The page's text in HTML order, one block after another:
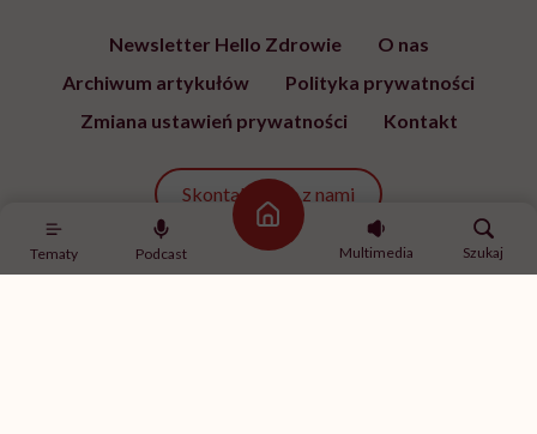
Tematy Podcast
Strona główna
Multimedia
Szukaj
Newsletter Hello Zdrowie
O nas
Archiwum artykułów
Polityka prywatności
Zmiana ustawień prywatności
Kontakt
Skontaktuj się z nami